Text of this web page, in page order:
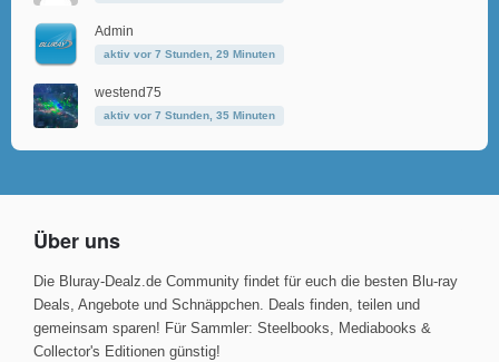
Admin
aktiv vor 7 Stunden, 29 Minuten
westend75
aktiv vor 7 Stunden, 35 Minuten
Über uns
Die Bluray-Dealz.de Community findet für euch die besten Blu-ray
Deals, Angebote und Schnäppchen. Deals finden, teilen und
gemeinsam sparen! Für Sammler: Steelbooks, Mediabooks &
Collector's Editionen günstig!